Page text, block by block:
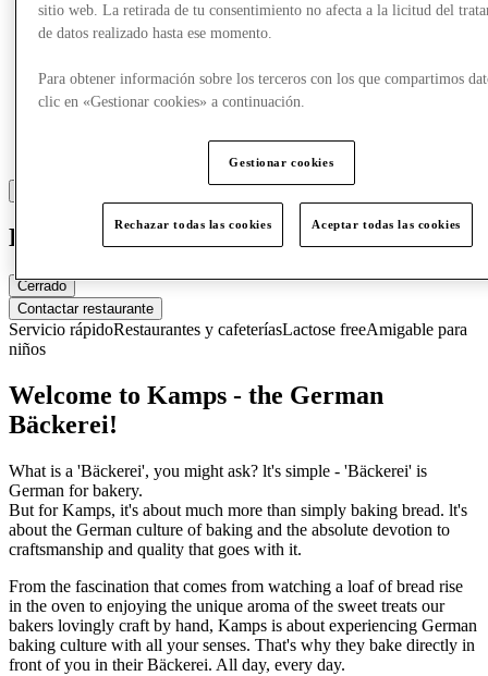
Kamps
Cerrado
Contactar restaurante
Servicio rápidoRestaurantes y cafeteríasLactose freeAmigable para
niños
Welcome to Kamps - the German
Bäckerei!
What is a 'Bäckerei', you might ask? lt's simple - 'Bäckerei' is
German for bakery.
But for Kamps, it's about much more than simply baking bread. lt's
about the German culture of baking and the absolute devotion to
craftsmanship and quality that goes with it.
From the fascination that comes from watching a loaf of bread rise
in the oven to enjoying the unique aroma of the sweet treats our
bakers lovingly craft by hand, Kamps is about experiencing German
baking culture with all your senses. That's why they bake directly in
front of you in their Bäckerei. All day, every day.
sitio web. La retirada de tu consentimiento no afecta a la licitud del
de datos realizado hasta ese momento.
Para obtener información sobre los terceros con los que compartimos
clic en «Gestionar cookies» a continuación.
Gestionar cookies
Rechazar todas las cookies Aceptar todas las cookies